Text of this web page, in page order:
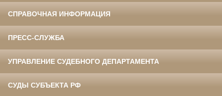
СПРАВОЧНАЯ ИНФОРМАЦИЯ
ПРЕСС-СЛУЖБА
УПРАВЛЕНИЕ СУДЕБНОГО ДЕПАРТАМЕНТА
СУДЫ СУБЪЕКТА РФ